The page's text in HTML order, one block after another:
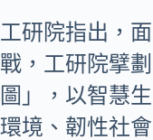
工研院指出，
戰，工研院擘
圖」，以智慧
環境、韌性社